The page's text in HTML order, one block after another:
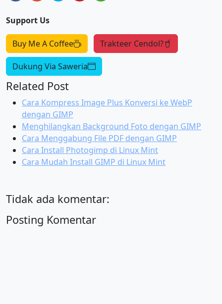
Support Us
Buy Me A Coffee Trakteer Cendol?
Dukung Via Saweria
Related Post
Cara Kompress Image Plus Konversi ke WebP
dengan GIMP
Menghilangkan Background Foto dengan GIMP
Cara Menggabung File PDF dengan GIMP
Cara Install Photogimp di Linux Mint
Cara Mudah Install GIMP di Linux Mint
Tidak ada komentar:
Posting Komentar